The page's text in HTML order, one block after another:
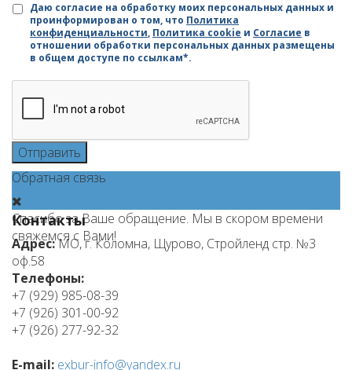
Даю согласие на обработку моих персональных данных и
проинформирован о том, что Политика
конфиденциальности, Политика cookie и Согласие в
отношении обработки персональных данных размещены
в общем доступе по ссылкам*.
Отправить
Обратная связь
Спасибо за Ваше обращение. Мы в скором времени
свяжемся с Вами!
Контакты
Адрес:МО, г. Коломна, Щурово, Стройленд стр. №3
оф.58
Телефоны:
+7 (929) 985-08-39
+7 (926) 301-00-92
+7 (926) 277-92-32
E-mail: exbur-info@yandex.ru